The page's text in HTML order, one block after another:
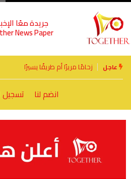
جريدة معًا
News Paper
عاجل الأخوة الأعداء وحتمًا لابد من لقاء
انضم لنا تسجيل